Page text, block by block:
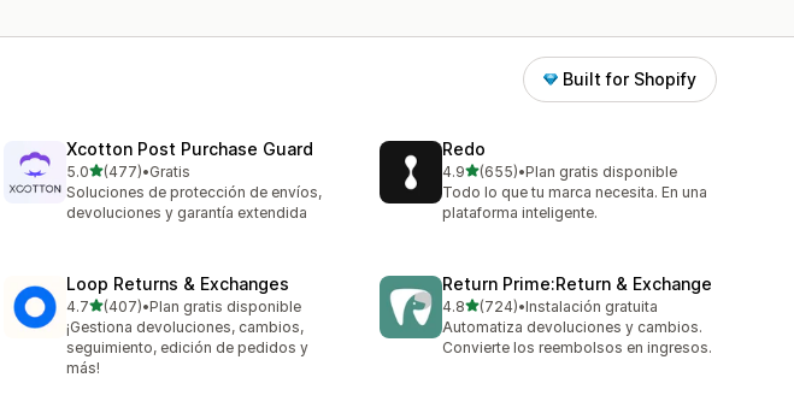
Built for Shopify
Xcotton Post Purchase Guard
5.0de 5 estrellas
(477)
477 reseñas en total
•Gratis
Soluciones de protección de envíos,
devoluciones y garantía extendida
Redo
4.9de 5 estrellas
(655)
655 reseñas en total
•Plan gratis disponible
Todo lo que tu marca necesita. En una
plataforma inteligente.
Loop Returns & Exchanges
4.7de 5 estrellas
(407)
407 reseñas en total
•Plan gratis disponible
¡Gestiona devoluciones, cambios,
seguimiento, edición de pedidos y
más!
Return Prime:Return & Exchange
4.8de 5 estrellas
(724)
724 reseñas en total
•Instalación gratuita
Automatiza devoluciones y cambios.
Convierte los reembolsos en ingresos.